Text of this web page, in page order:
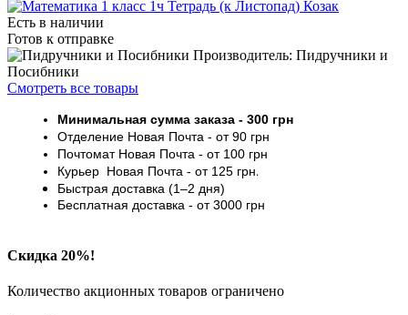
Есть в наличии
Готов к отправке
Производитель: Пидручники и
Посибники
Смотреть все товары
Минимальная сумма заказа - 300 грн
Отделение Новая Почта - от 90 грн
ПочтоматНовая Почта - от 100 грн
Курьер Новая Почта - от 125 грн.
Быстрая доставка (1–2 дня)
Бесплатная доставка - от 3000 грн
Скидка 20%!
Количество акционных товаров ограничено